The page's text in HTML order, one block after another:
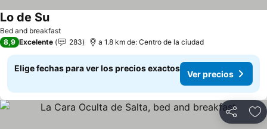
Bed and breakfast
Lo de SuVer precios
8,9 Excelente 283 a 1.8 km de: Centro de la ciudad
Elige fechas para ver los precios exactos
Ver precios
Compartir